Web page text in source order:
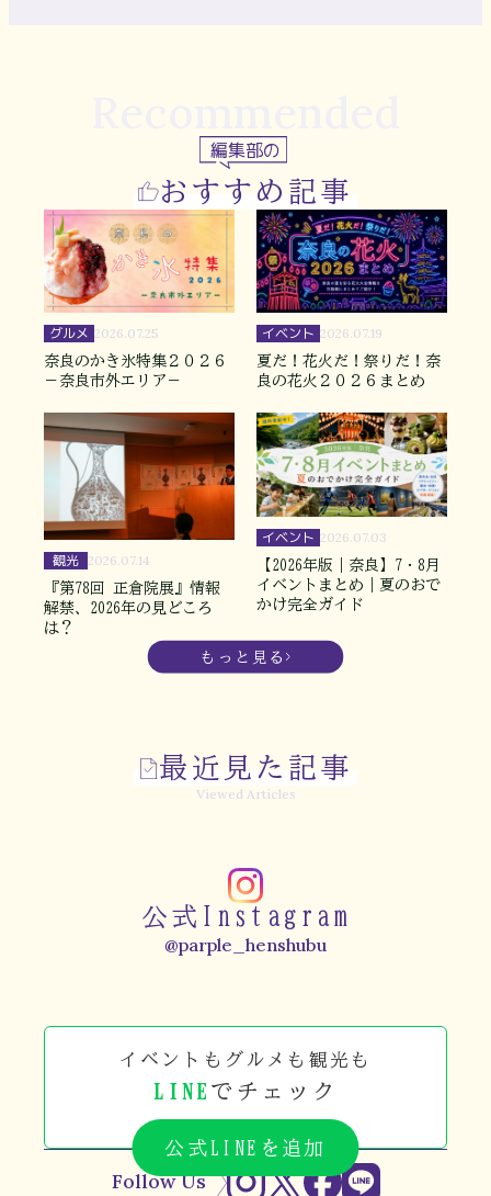
編集部の
おすすめ記事
グルメ 2026.07.25
奈良のかき氷特集２０２６
－奈良市外エリア－
イベント 2026.07.19
夏だ！花火だ！祭りだ！奈
良の花火２０２６まとめ
観光 2026.07.14
『第78回 正倉院展』情報
解禁、2026年の見どころ
は？
イベント 2026.07.03
【2026年版｜奈良】7・8月
イベントまとめ｜夏のおで
かけ完全ガイド
もっと見る
最近見た記事
Viewed Articles
公式Instagram
@parple_henshubu
イベントもグルメも観光も
LINE でチェック
公式LINEを追加
Follow Us